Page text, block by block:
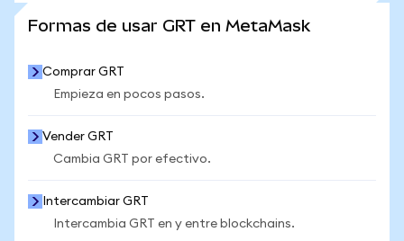
Formas de usar GRT en MetaMask
Comprar GRT
Empieza en pocos pasos.
Vender GRT
Cambia GRT por efectivo.
Intercambiar GRT
Intercambia GRT en y entre blockchains.